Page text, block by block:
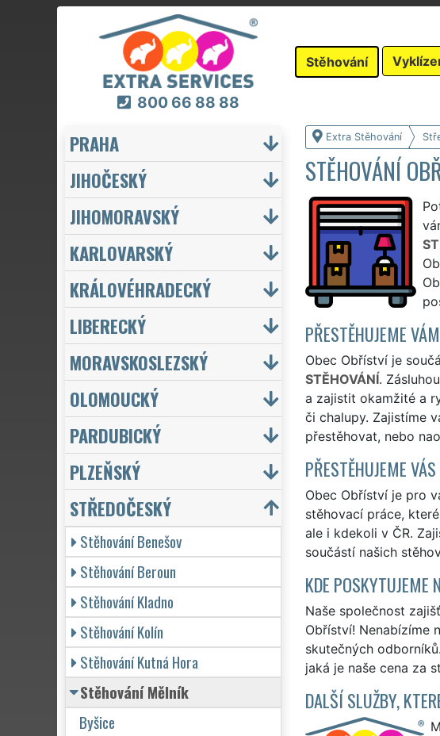
800 66 88 88
Stěhování
Extra Stěhování
STĚHOVÁNÍ
PŘESTĚHUJEME
Obec Obříství je
STĚHOVÁNÍ.
a zajistit okamžité a
či chalupy. Zajistíme
přestěhovat, nebo
PŘESTĚHUJEME
Obec Obříství je pro
stěhovací práce,
ale i kdekoli v ČR.
součástí našich
KDE POSKYTUJEME
Naše společnost
Obříství! Nenabízíme
skutečných
jaká je naše cena za
DALŠÍ SLUŽBY,
PRAHA
JIHOČESKÝ
JIHOMORAVSKÝ
KARLOVARSKÝ
KRÁLOVÉHRADECKÝ
LIBERECKÝ
MORAVSKOSLEZSKÝ
OLOMOUCKÝ
PARDUBICKÝ
PLZEŇSKÝ
STŘEDOČESKÝ
Stěhování Benešov
Stěhování Beroun
Stěhování Kladno
Stěhování Kolín
Stěhování Kutná Hora
Stěhování Mělník
Byšice